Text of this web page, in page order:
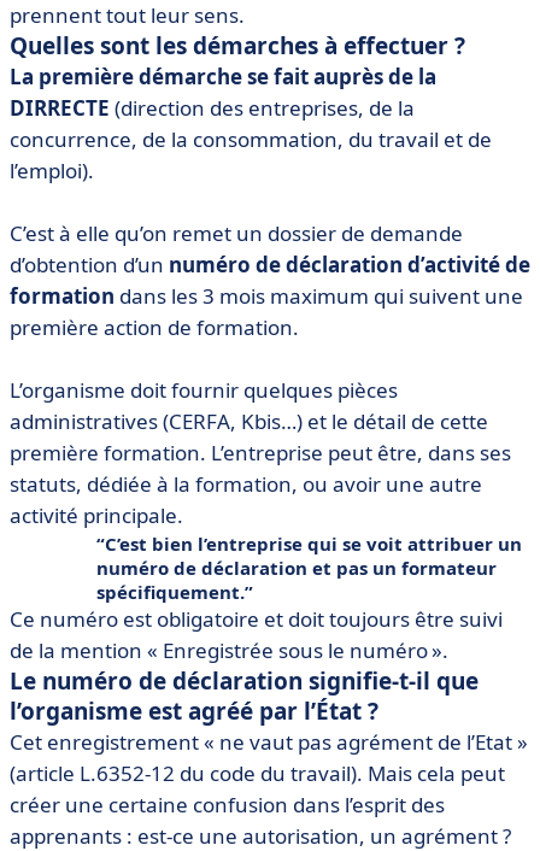
prennent tout leur sens.
Quelles sont les démarches à effectuer ?
La première démarche se fait auprès de la
DIRRECTE (direction des entreprises, de la
concurrence, de la consommation, du travail et de
l’emploi).
C’est à elle qu’on remet un dossier de demande
d’obtention d’un numéro de déclaration d’activité de
formation dans les 3 mois maximum qui suivent une
première action de formation.
L’organisme doit fournir quelques pièces
administratives (CERFA, Kbis…) et le détail de cette
première formation. L’entreprise peut être, dans ses
statuts, dédiée à la formation, ou avoir une autre
activité principale.
C’est bien l’entreprise qui se voit attribuer un
numéro de déclaration et pas un formateur
spécifiquement.
Ce numéro est obligatoire et doit toujours être suivi
de la mention « Enregistrée sous le numéro ».
Le numéro de déclaration signifie-t-il que
l’organisme est agréé par l’État ?
Cet enregistrement « ne vaut pas agrément de l’Etat »
(article L.6352-12 du code du travail). Mais cela peut
créer une certaine confusion dans l’esprit des
apprenants : est-ce une autorisation, un agrément ?